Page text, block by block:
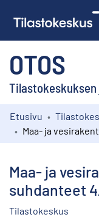
OTOS
Kokoelmat
Etusivu
Maa- ja
suhdanteet
Tilastokeskus